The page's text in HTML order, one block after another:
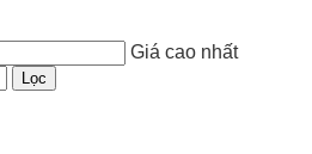
Giá cao nhất
Lọc